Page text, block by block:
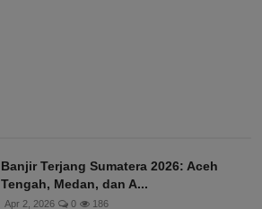
Banjir Terjang Sumatera 2026: Aceh
Tengah, Medan, dan A...
Apr 2, 2026 0 186